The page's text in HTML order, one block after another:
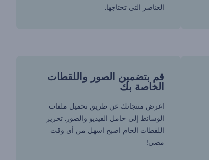
العناصر التي تحتاجها.
قم بتضمين الصور واللقطات
الخاصة بك
اعرض منتجاتك عن طريق تحميل ملفات
الوسائط إلى حامل الفيديو والصور. تحرير
اللقطات الخام اصبح اسهل من أي وقت
مضي!